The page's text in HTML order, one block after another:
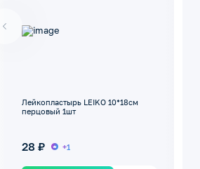
Лейкопластырь LEIKO 10*18см
перцовый 1шт
28 ₽ +1